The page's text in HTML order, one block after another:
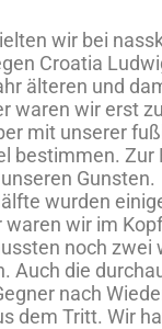
wir bei
Croatia
älteren und
waren wir erst
mit unserer
bestimmen.
Gunsten.
wurden
waren wir im
noch zwei
Auch die
nach
dem Tritt. Wir